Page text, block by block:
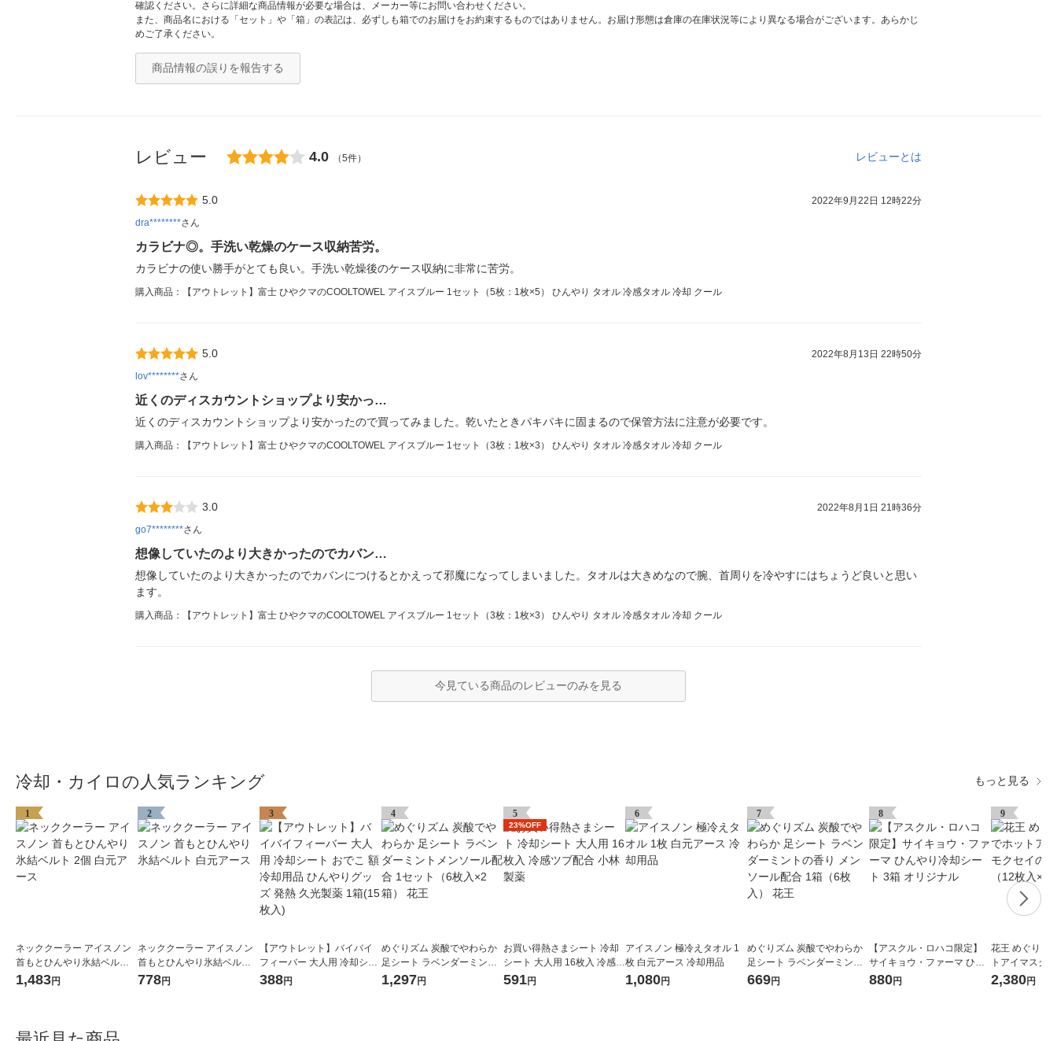
確認ください。さらに詳細な商品情報が必要な場合は、メーカー等にお問い合わせください。
また、商品名における「セット」や「箱」の表記は、必ずしも箱でのお届けをお約束するものではありません。お届け形態は倉庫の在庫状況等により異なる場合がございます。あらかじ
めご了承ください。
商品情報の誤りを報告する
レビュー 4.0 （5件） レビューとは
5.0
2022年9月22日 12時22分
dra********さん
カラビナ◎。手洗い乾燥のケース収納苦労。
カラビナの使い勝手がとても良い。手洗い乾燥後のケース収納に非常に苦労。
購入商品：【アウトレット】富士 ひやクマのCOOLTOWEL アイスブルー 1セット（5枚：1枚×5） ひんやり タオル 冷感タオル 冷却 クール
5.0
2022年8月13日 22時50分
lov********さん
近くのディスカウントショップより安かっ…
近くのディスカウントショップより安かったので買ってみました。乾いたときパキパキに固まるので保管方法に注意が必要です。
購入商品：【アウトレット】富士 ひやクマのCOOLTOWEL アイスブルー 1セット（3枚：1枚×3） ひんやり タオル 冷感タオル 冷却 クール
3.0
2022年8月1日 21時36分
go7********さん
想像していたのより大きかったのでカバン…
想像していたのより大きかったのでカバンにつけるとかえって邪魔になってしまいました。タオルは大きめなので腕、首周りを冷やすにはちょうど良いと思い
ます。
購入商品：【アウトレット】富士 ひやクマのCOOLTOWEL アイスブルー 1セット（3枚：1枚×3） ひんやり タオル 冷感タオル 冷却 クール
今見ている商品のレビューのみを見る
冷却・カイロの人気ランキング もっと見る
1
ネッククーラー アイスノン
首もとひんやり氷結ベルト 2
個 白元アース
1,483円
2
ネッククーラー アイスノン
首もとひんやり氷結ベルト
白元アース
778円
3
【アウトレット】バイバイ
フィーバー 大人用 冷却シー
ト おでこ 額 冷却用品 ひん
388円
4
めぐりズム 炭酸でやわらか
足シート ラベンダーミント
メンソール配合 1セット（6
枚入×2箱） 花王
1,297円
5
23%OFF
お買い得熱さまシート 冷却
シート 大人用 16枚入 冷感ツ
ブ配合 小林製薬
591円
6
アイスノン 極冷えタオル 1
枚 白元アース 冷却用品
1,080円
7
めぐりズム 炭酸でやわらか
足シート ラベンダーミント
の香り メンソール配合 1箱
669円
8
【アスクル・ロハコ限定】
サイキョウ・ファーマ ひん
やり冷却シート 3箱 オリジ
880円
9
花王 めぐりズ
トアイマスク
の香り 1セッ
箱）
2,380円